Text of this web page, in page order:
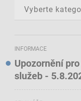
INFORMACE
Upozornění
služeb -